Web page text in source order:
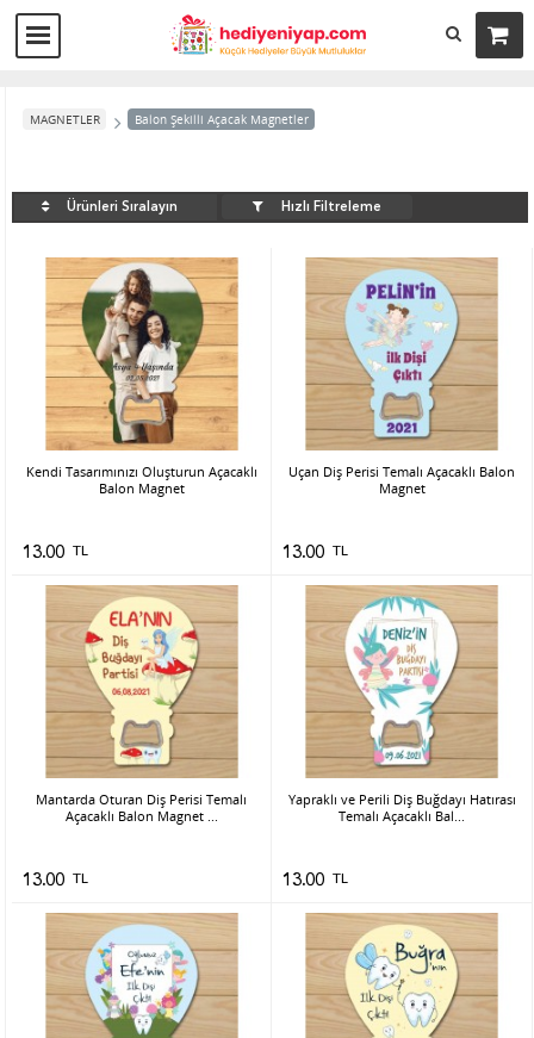
MAGNETLER Balon Şekilli Açacak Magnetler
Ürünleri Sıralayın Hızlı Filtreleme
Kendi Tasarımınızı Oluşturun Açacaklı
Balon Magnet
13.00 TL
Uçan Diş Perisi Temalı Açacaklı Balon
Magnet
13.00 TL
Mantarda Oturan Diş Perisi Temalı
Açacaklı Balon Magnet ...
13.00 TL
Yapraklı ve Perili Diş Buğdayı Hatırası
Temalı Açacaklı Bal...
13.00 TL